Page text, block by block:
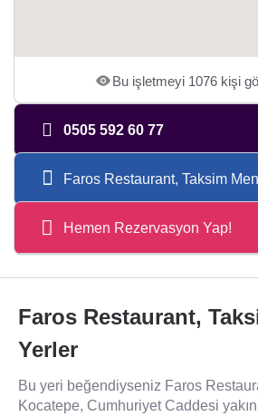
Bu işletmeyi 1076 kişi
0505 592 60 77
Faros Restaurant, Taksim
Hemen Rezervasyon Yap!
Faros Restaurant,
Yerler
Bu yeri beğendiyseniz Faros
Kocatepe, Cumhuriyet Caddesi